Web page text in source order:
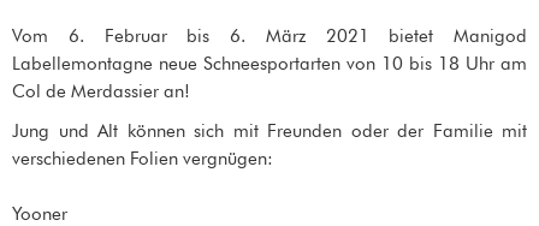
Vom 6. Februar bis 6. März 2021 bietet Manigod
Labellemontagne neue Schneesportarten von 10 bis 18 Uhr am
Col de Merdassier an!
Jung und Alt können sich mit Freunden oder der Familie mit
verschiedenen Folien vergnügen:
Yooner